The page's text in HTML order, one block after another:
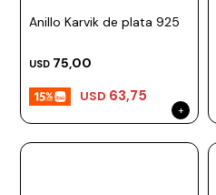
Anillo Karvik de plata 925
USD 75,00
USD 63,75